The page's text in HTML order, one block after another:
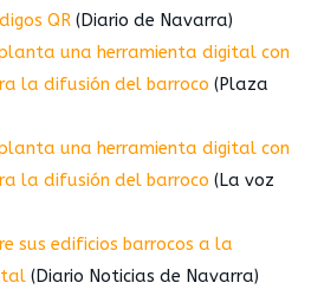
QR(Diario de Navarra)
una herramienta digital con
la difusión del barroco (Plaza
una herramienta digital con
la difusión del barroco (La voz
sus edificios barrocos a la
(Diario Noticias de Navarra)